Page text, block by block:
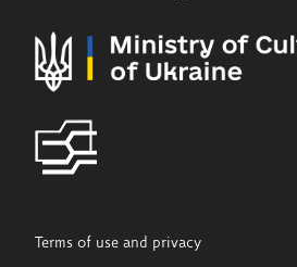
Terms of use and privacy